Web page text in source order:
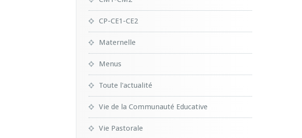
CP-CE1-CE2
Maternelle
Menus
Toute l'actualité
Vie de la Communauté Educative
Vie Pastorale